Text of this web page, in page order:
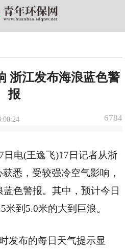
浙江发布海浪蓝色警
报
6784
日电(王逸飞)17日记者从浙
悉，受较强冷空气影响，
色警报。其中，预计今日
到5.0米的大到巨浪。
发布的每日天气提示显